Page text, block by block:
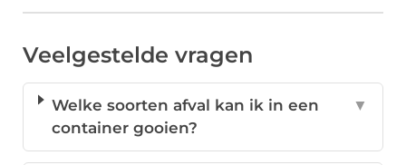
Veelgestelde vragen
Welke soorten afval kan ik in een
container gooien?
▼